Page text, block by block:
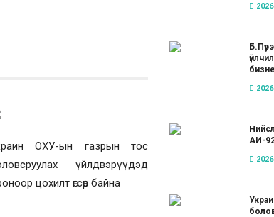
ОХУ-ын газрын тос
үйлдвэрүүдэд
цохилт өгсөөр байна
АИ-92